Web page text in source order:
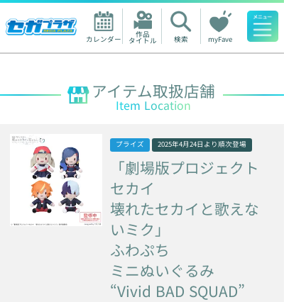
カレンダー 作品
タイトル 検索 myFave
人気ワード
アイテム取扱店舗
Item Location
プライズ 2025年4月24日 より順次登場
「劇場版プロジェクト
セカイ
壊れたセカイと歌えな
いミク」
ふわぷち
ミニぬいぐるみ
“Vivid BAD SQUAD”